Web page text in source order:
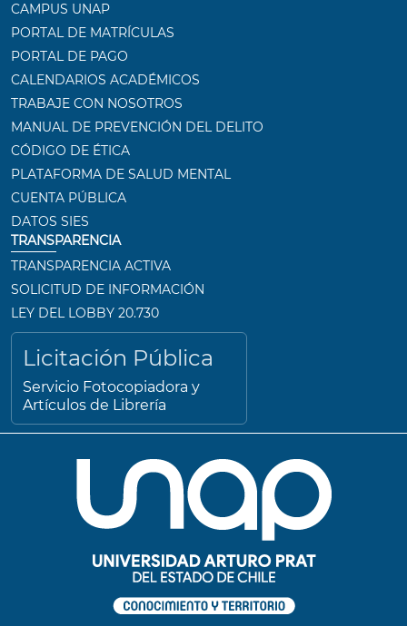
CAMPUS UNAP
PORTAL DE MATRÍCULAS
PORTAL DE PAGO
CALENDARIOS ACADÉMICOS
TRABAJE CON NOSOTROS
MANUAL DE PREVENCIÓN DEL DELITO
CÓDIGO DE ÉTICA
PLATAFORMA DE SALUD MENTAL
CUENTA PÚBLICA
DATOS SIES
TRANSPARENCIA
TRANSPARENCIA ACTIVA
SOLICITUD DE INFORMACIÓN
LEY DEL LOBBY 20.730
Licitación Pública
Servicio Fotocopiadora y
Artículos de Librería